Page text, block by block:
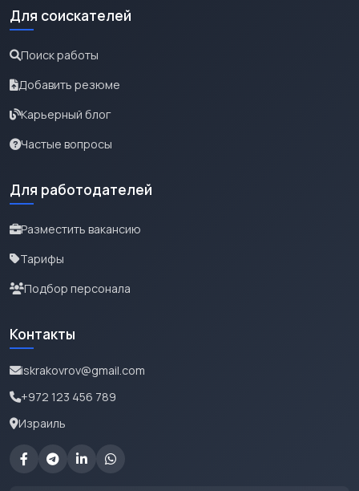
Для соискателей
Поиск работы
Добавить резюме
Карьерный блог
Частые вопросы
Для работодателей
Разместить вакансию
Тарифы
Подбор персонала
Контакты
iskrakovrov@gmail.com
+972 123 456 789
Израиль